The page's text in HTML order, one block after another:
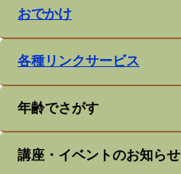
おでかけ
各種リンクサービス
年齢でさがす
講座・イベントのお知らせ